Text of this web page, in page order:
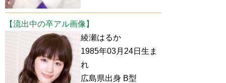
【流出中の卒アル画像】
綾瀬はるか
1985年03月24日生ま
れ
広島県出身 B型